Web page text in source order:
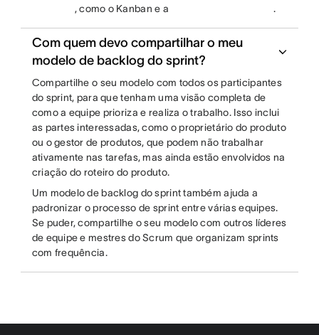
, como o Kanban e a
.
Com quem devo compartilhar o meu
modelo de backlog do sprint?
Compartilhe o seu modelo com todos os participantes
do sprint, para que tenham uma visão completa de
como a equipe prioriza e realiza o trabalho. Isso inclui
as partes interessadas, como o proprietário do produto
ou o gestor de produtos, que podem não trabalhar
ativamente nas tarefas, mas ainda estão envolvidos na
criação do roteiro do produto.
Um modelo de backlog do sprint também ajuda a
padronizar o processo de sprint entre várias equipes.
Se puder, compartilhe o seu modelo com outros líderes
de equipe e mestres do Scrum que organizam sprints
com frequência.